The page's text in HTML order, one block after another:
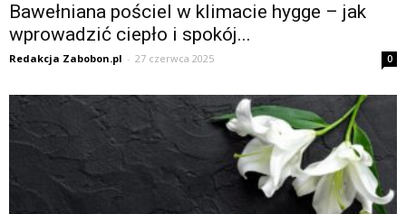
Bawełniana pościel w klimacie hygge – jak
wprowadzić ciepło i spokój...
Redakcja Zabobon.pl - 27 czerwca 2025 0